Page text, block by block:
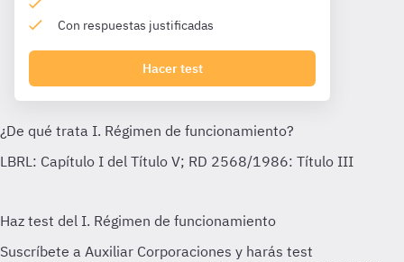
Con respuestas justificadas
Hacer test